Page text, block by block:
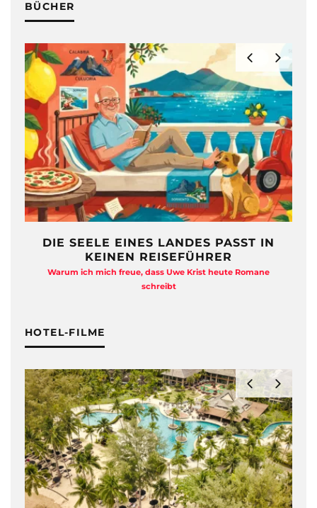
BÜCHER
LANDES PASST IN
REISEFÜHRER
dass Uwe Krist heute Romane
FREIHEIT
Anja Kocherscheidts
HOTEL-FILME